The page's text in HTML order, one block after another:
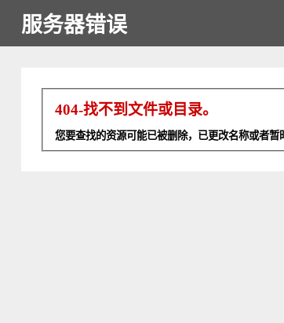
服务器错误
404-找不到文件或目录。
您要查找的资源可能已被删除，已更改名称或者暂